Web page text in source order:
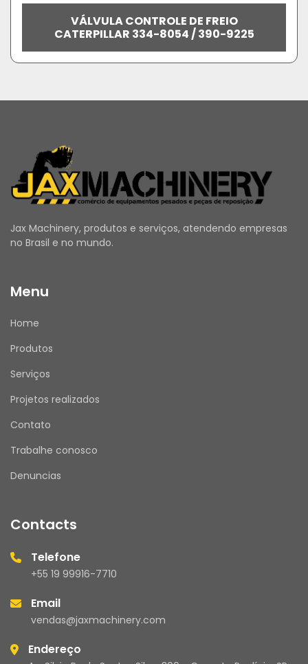
VÁLVULA CONTROLE DE FREIO
CATERPILLAR 334-8054 / 390-9225
Jax Machinery, produtos e serviços, atendendo empresas
no Brasil e no mundo.
Menu
Home
Produtos
Serviços
Projetos realizados
Contato
Trabalhe conosco
Denuncias
Contacts
Telefone
+55 19 99916-7710
Email
vendas@jaxmachinery.com
Endereço